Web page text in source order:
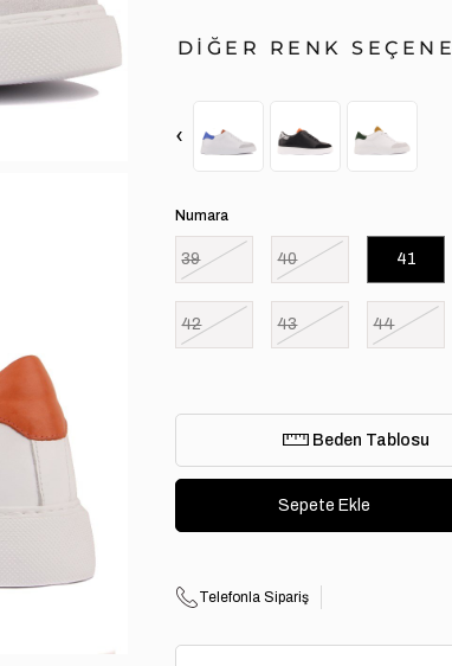
DİĞER RENK
‹
Numara
39 40 41
42 43 44
Beden Tablosu
Telefonla Sipariş